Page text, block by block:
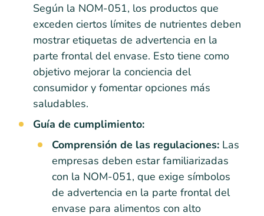
Según la NOM-051, los productos que
exceden ciertos límites de nutrientes deben
mostrar etiquetas de advertencia en la
parte frontal del envase. Esto tiene como
objetivo mejorar la conciencia del
consumidor y fomentar opciones más
saludables.
Guía de cumplimiento:
Comprensión de las regulaciones: Las
empresas deben estar familiarizadas
con la NOM-051, que exige símbolos
de advertencia en la parte frontal del
envase para alimentos con alto